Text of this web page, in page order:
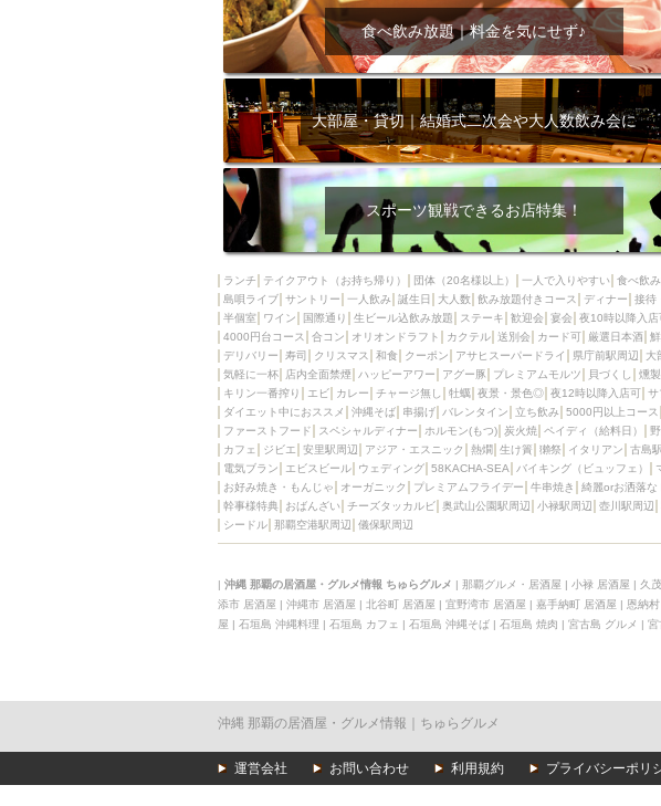
食べ飲み放題｜料金を気にせず♪
大部屋・貸切｜結婚式二次会や大人数飲み会に
スポーツ観戦できるお店特集！
ランチ テイクアウト（お持ち帰り） 団体（20名様以上） 一人で入りやすい 食べ飲
島唄ライブ サントリー 一人飲み 誕生日 大人数 飲み放題付きコース ディナー 接待
半個室
ワイン 国際通り 生ビール込飲み放題 ステーキ 歓迎会 宴会 夜10時以降入店
4000円台コース
合コン オリオンドラフト カクテル 送別会 カード可 厳選日本酒
デリバリー
寿司 クリスマス 和食 クーポン アサヒスーパードライ 県庁前駅周辺 大
気軽に一杯
店内全面禁煙 ハッピーアワー アグー豚 プレミアムモルツ 貝づくし 燻
キリン一番搾り
エビ カレー チャージ無し 牡蠣 夜景・景色◎ 夜12時以降入店可 サ
ダイエット中におススメ
沖縄そば 串揚げ バレンタイン 立ち飲み 5000円以上コース
ファーストフード
スペシャルディナー ホルモン(もつ) 炭火焼 ペイディ（給料日）
カフェ
ジビエ 安里駅周辺 アジア・エスニック 熱燗 生け簀 獺祭 イタリアン 古島
電気ブラン
エビスビール ウェディング 58KACHA-SEA バイキング（ビュッフェ）
お好み焼き・もんじゃ
オーガニック プレミアムフライデー 牛串焼き 綺麗orお洒落な
幹事様特典
おばんざい チーズタッカルビ 奥武山公園駅周辺 小禄駅周辺 壺川駅周辺
シードル 那覇空港駅周辺 儀保駅周辺
| 沖縄 那覇の居酒屋・グルメ情報 ちゅらグルメ | 那覇グルメ・居酒屋 | 小禄 居酒屋 | 久
添市 居酒屋 | 沖縄市 居酒屋 | 北谷町 居酒屋 | 宜野湾市 居酒屋 | 嘉手納町 居酒屋 | 恩納
屋 | 石垣島 沖縄料理 | 石垣島 カフェ | 石垣島 沖縄そば | 石垣島 焼肉 | 宮古島 グルメ | 宮
沖縄 那覇の居酒屋・グルメ情報｜ちゅらグルメ
運営会社 お問い合わせ 利用規約 プライバシーポリ